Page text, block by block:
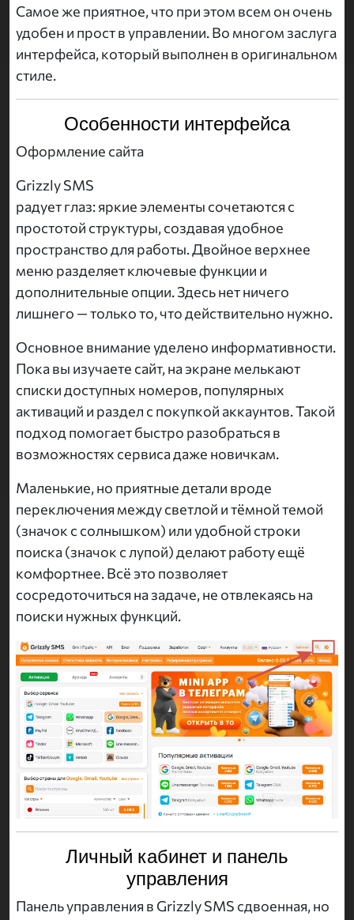
Самое же приятное, что при этом всем он очень
удобен и прост в управлении. Во многом заслуга
интерфейса, который выполнен в оригинальном
стиле.
Особенности интерфейса
Оформление сайта
Grizzly SMS
радует глаз: яркие элементы сочетаются с
простотой структуры, создавая удобное
пространство для работы. Двойное верхнее
меню разделяет ключевые функции и
дополнительные опции. Здесь нет ничего
лишнего — только то, что действительно нужно.
Основное внимание уделено информативности.
Пока вы изучаете сайт, на экране мелькают
списки доступных номеров, популярных
активаций и раздел с покупкой аккаунтов. Такой
подход помогает быстро разобраться в
возможностях сервиса даже новичкам.
Маленькие, но приятные детали вроде
переключения между светлой и тёмной темой
(значок с солнышком) или удобной строки
поиска (значок с лупой) делают работу ещё
комфортнее. Всё это позволяет
сосредоточиться на задаче, не отвлекаясь на
поиски нужных функций.
Личный кабинет и панель
управления
Панель управления в Grizzly SMS сдвоенная, но